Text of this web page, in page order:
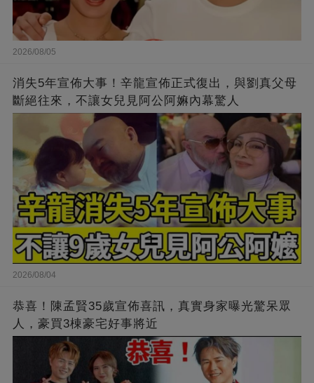
2026/08/05
消失5年宣佈大事！辛龍宣佈正式復出，與劉真父母
斷絕往來，不讓女兒見阿公阿嫲內幕驚人
2026/08/04
恭喜！陳孟賢35歲宣佈喜訊，真實身家曝光驚呆眾
人，豪買3棟豪宅好事將近